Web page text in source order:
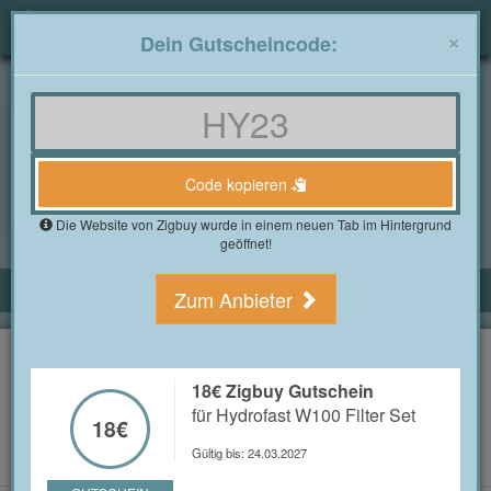
Gutscheine4free.de»Alle Shops»Zigbuy Gutscheine
1 Bewertung(en)
Zigbuy Gutscheine im
August 2026
ALLE ZIGBUY GUTSCHEINE
5%
GUTSCHEIN
nur für Neukunden einlösbar
GUTSCHEIN ANZEIGEN
Gültig für: Neukunden
Gültig bis: 01.01.2027
×
Dein Gutscheincode:
Code kopieren
Die Website von Zigbuy wurde in einem neuen Tab im Hintergrund
geöffnet!
Zum Anbieter
18€
18€ Zigbuy Gutschein
für Hydrofast W100 Filter Set
Gültig bis: 24.03.2027